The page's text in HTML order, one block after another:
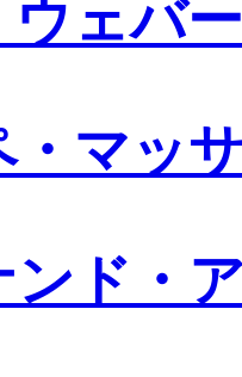
ウェバー
・マッ
ンド・